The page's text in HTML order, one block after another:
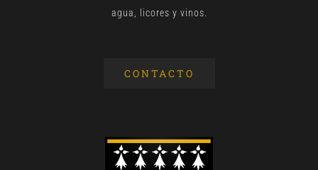
agua, licores y vinos.
CONTACTO